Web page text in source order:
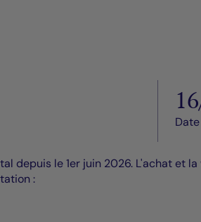
depuis le 1er juin 2026. L'achat
: